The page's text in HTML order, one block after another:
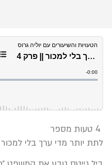
לתת יותר מדי ערך בלי למכור